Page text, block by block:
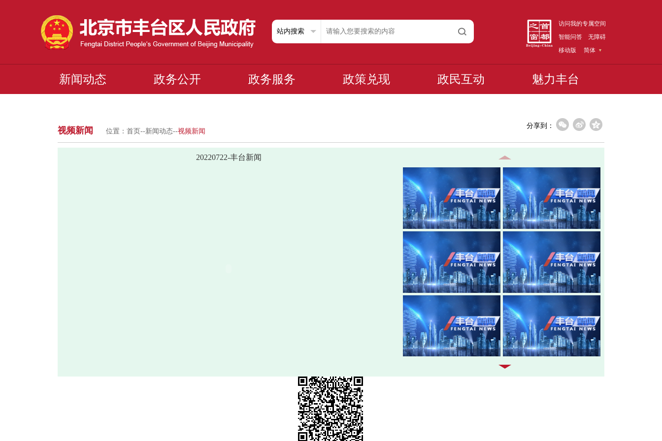
访问我的专属空间
智能问答
无障碍
移动版
简体
新闻动态 政务公开 政务服务 政策兑现 政民互动 魅力丰台
视频新闻 位置： 首页 --新闻动态--视频新闻
分享到：
20220722-丰台新闻
20260805-丰台新闻
20260803-丰台新闻
20260730-丰台新闻